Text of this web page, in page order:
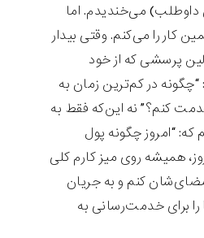
داوطلب) می‌خندیدم. اما
کار را می‌کنم. وقتی بیدار
پرسشی که از خود
در کم‌ترین زمان به
کنم؟” نه این‌که فقط به
“امروز چگونه پول
همیشه روی میز کارم کلی
کنم و به جریان
برای خدمت‌رسانی به